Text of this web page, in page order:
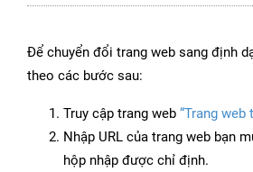
Để chuyển đổi trang web sang định
theo các bước sau:
Truy cập trang web “Trang web
Nhập URL của trang web bạn
hộp nhập được chỉ định.